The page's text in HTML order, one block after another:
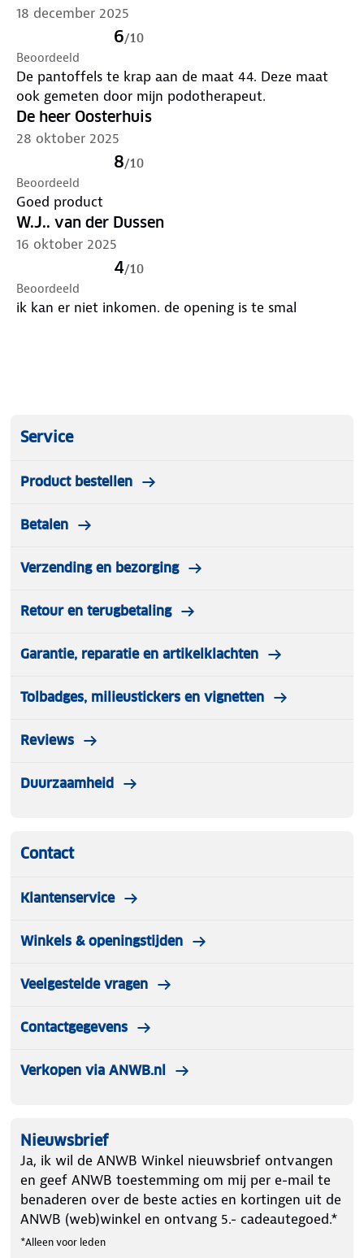
18 december 2025
6/10
Beoordeeld
De pantoffels te krap aan de maat 44. Deze maat
ook gemeten door mijn podotherapeut.
De heer Oosterhuis
28 oktober 2025
8/10
Beoordeeld
Goed product
W.J.. van der Dussen
16 oktober 2025
4/10
Beoordeeld
ik kan er niet inkomen. de opening is te smal
Service
Product bestellen
Betalen
Verzending en bezorging
Retour en terugbetaling
Garantie, reparatie en artikelklachten
Tolbadges, milieustickers en vignetten
Reviews
Duurzaamheid
Contact
Klantenservice
Winkels & openingstijden
Veelgestelde vragen
Contactgegevens
Verkopen via ANWB.nl
Nieuwsbrief
Ja, ik wil de ANWB Winkel nieuwsbrief ontvangen
en geef ANWB toestemming om mij per e-mail te
benaderen over de beste acties en kortingen uit de
ANWB (web)winkel en ontvang 5.- cadeautegoed.*
*Alleen voor leden